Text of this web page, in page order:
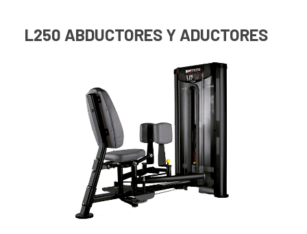
L250 ABDUCTORES Y ADUCTORES